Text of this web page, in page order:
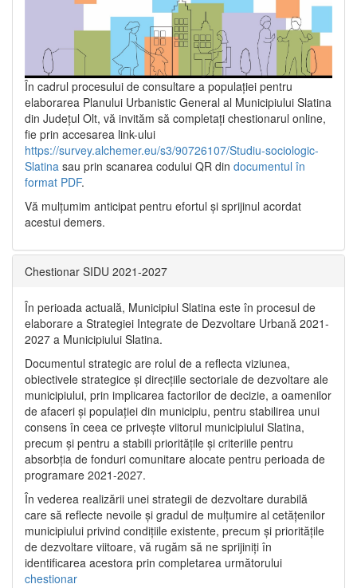
În cadrul procesului de consultare a populaţiei pentru
elaborarea Planului Urbanistic General al Municipiului Slatina
din Județul Olt, vă invităm să completați chestionarul online,
fie prin accesarea link-ului
https://survey.alchemer.eu/s3/90726107/Studiu-sociologic-
Slatina sau prin scanarea codului QR din documentul în
format PDF.
Vă mulţumim anticipat pentru efortul şi sprijinul acordat
acestui demers.
Chestionar SIDU 2021-2027
În perioada actuală, Municipiul Slatina este în procesul de
elaborare a Strategiei Integrate de Dezvoltare Urbană 2021‐
2027 a Municipiului Slatina.
Documentul strategic are rolul de a reflecta viziunea,
obiectivele strategice și direcțiile sectoriale de dezvoltare ale
municipiului, prin implicarea factorilor de decizie, a oamenilor
de afaceri și populației din municipiu, pentru stabilirea unui
consens în ceea ce privește viitorul municipiului Slatina,
precum și pentru a stabili prioritățile și criteriile pentru
absorbția de fonduri comunitare alocate pentru perioada de
programare 2021-2027.
În vederea realizării unei strategii de dezvoltare durabilă
care să reflecte nevoile și gradul de mulțumire al cetățenilor
municipiului privind condițiile existente, precum și prioritățile
de dezvoltare viitoare, vă rugăm să ne sprijiniți în
identificarea acestora prin completarea următorului
chestionar